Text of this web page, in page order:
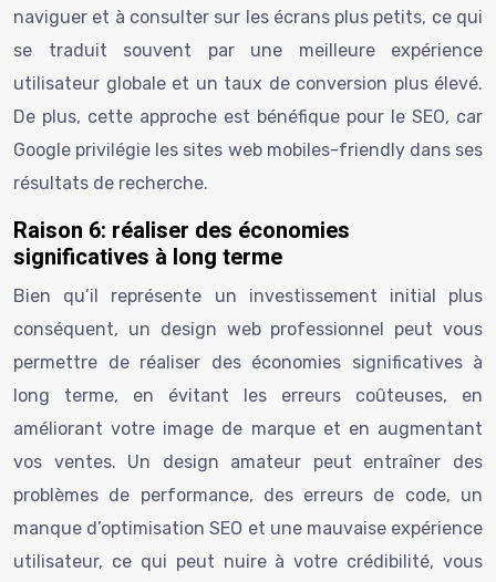
naviguer et à consulter sur les écrans plus petits, ce qui
se traduit souvent par une meilleure expérience
utilisateur globale et un taux de conversion plus élevé.
De plus, cette approche est bénéfique pour le SEO, car
Google privilégie les sites web mobiles-friendly dans ses
résultats de recherche.
Raison 6: réaliser des économies
significatives à long terme
Bien qu’il représente un investissement initial plus
conséquent, un design web professionnel peut vous
permettre de réaliser des économies significatives à
long terme, en évitant les erreurs coûteuses, en
améliorant votre image de marque et en augmentant
vos ventes. Un design amateur peut entraîner des
problèmes de performance, des erreurs de code, un
manque d’optimisation SEO et une mauvaise expérience
utilisateur, ce qui peut nuire à votre crédibilité, vous